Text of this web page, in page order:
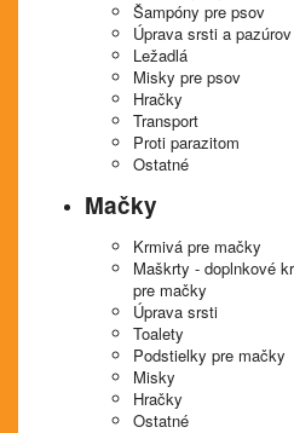
Šampóny pre psov
Úprava srsti a pazúrov
Ležadlá
Misky pre psov
Hračky
Transport
Proti parazitom
Ostatné
Mačky
Krmivá pre mačky
Maškrty - doplnkové
pre mačky
Úprava srsti
Toalety
Podstielky pre mačky
Misky
Hračky
Ostatné